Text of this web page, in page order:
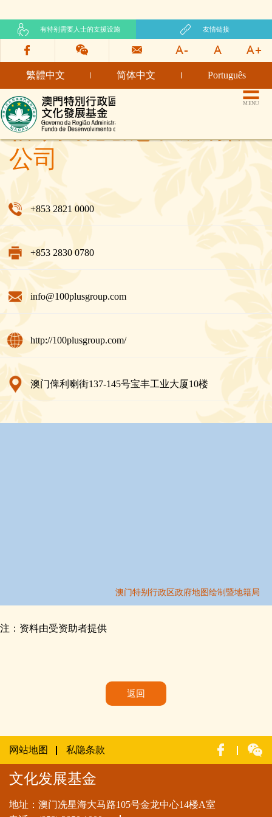
有特别需要人士的支援设施 友情链接
繁體中文 简体中文 Português
文化发展基金网页 MENU
佰家文化创意发展有限
公司
+853 2821 0000
+853 2830 0780
info@100plusgroup.com
http://100plusgroup.com/
澳门俾利喇街137-145号宝丰工业大厦10楼
注：资料由受资助者提供
返回
网站地图 私隐条款
文化发展基金
地址：澳门冼星海大马路105号金龙中心14楼A室